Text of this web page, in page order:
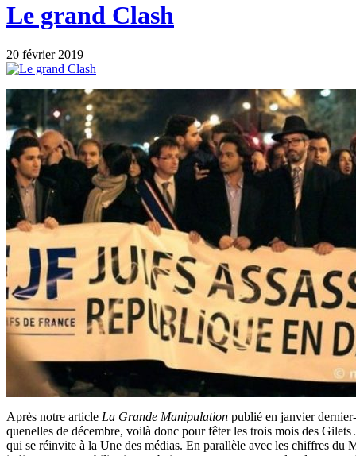
Le grand Clash
20 février 2019
Après notre article La Grande Manipulation publié en janvier dernier-
quenelles de décembre, voilà donc pour fêter les trois mois des Gilets
qui se réinvite à la Une des médias. En parallèle avec les chiffres du